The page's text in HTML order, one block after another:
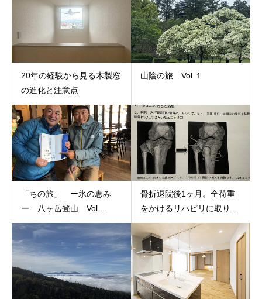
20年の経験から見る木製窓
の進化と注意点
山陰の旅 Vol １
「ちの旅」 ー氷の恵み
ー 八ヶ岳登山 Vol ...
骨折退院後1ヶ月。全荷重
をかけるリハビリに取り...